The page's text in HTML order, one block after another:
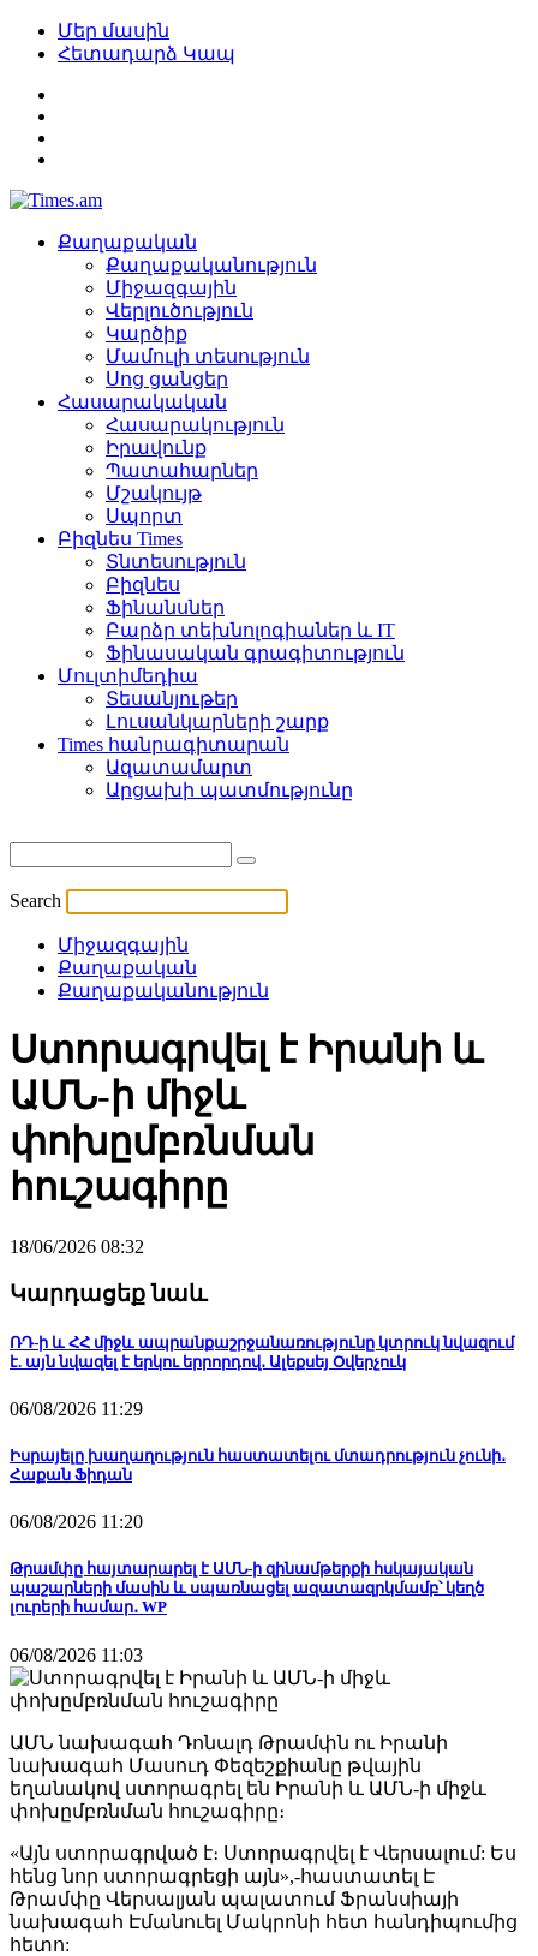
Մեր մասին
Հետադարձ Կապ
Քաղաքական
Քաղաքականություն
Միջազգային
Վերլուծություն
Կարծիք
Մամուլի տեսություն
Սոց ցանցեր
Հասարակական
Հասարակություն
Իրավունք
Պատահարներ
Մշակույթ
Սպորտ
Բիզնես Times
Տնտեսություն
Բիզնես
Ֆինանսներ
Բարձր տեխնոլոգիաներ և IT
Ֆինասական գրագիտություն
Մուլտիմեդիա
Տեսանյութեր
Լուսանկարների շարք
Times հանրագիտարան
Ազատամարտ
Արցախի պատմությունը
Search
Միջազգային
Քաղաքական
Քաղաքականություն
Ստորագրվել է Իրանի և
ԱՄՆ-ի միջև
փոխըմբռնման
հուշագիրը
18/06/2026 08:32
Կարդացեք նաև
ՌԴ-ի և ՀՀ միջև ապրանքաշրջանառությունը կտրուկ նվազում
է. այն նվազել է երկու երրորդով․ Ալեքսեյ Օվերչուկ
06/08/2026 11:29
Իսրայելը խաղաղություն հաստատելու մտադրություն չունի․
Հաքան Ֆիդան
06/08/2026 11:20
Թրամփը հայտարարել է ԱՄՆ-ի զինամթերքի հսկայական
պաշարների մասին և սպառնացել ազատազրկմամբ՝ կեղծ
լուրերի համար․ WP
06/08/2026 11:03
ԱՄՆ նախագահ Դոնալդ Թրամփն ու Իրանի
նախագահ Մասուդ Փեզեշքիանը թվային
եղանակով ստորագրել են Իրանի և ԱՄՆ-ի միջև
փոխըմբռնման հուշագիրը։
«Այն ստորագրված է։ Ստորագրվել է Վերսալում: Ես
հենց նոր ստորագրեցի այն»,-հաստատել Է
Թրամփը Վերսալյան պալատում Ֆրանսիայի
նախագահ Էմանուել Մակրոնի հետ հանդիպումից
հետո: